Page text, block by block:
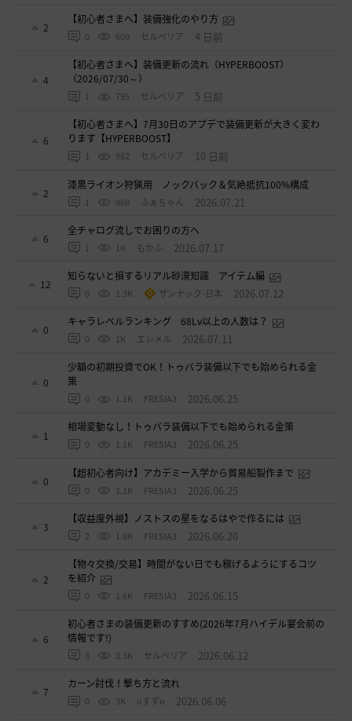
2
【初心者さまへ】装備強化のやり方
0 609 セルベリア 4 日前
4
【初心者さまへ】装備更新の流れ（HYPERBOOST）
（2026/07/30～）
1 795 セルベリア 5 日前
6
【初心者さまへ】7月30日のアプデで装備更新が大きく変わ
ります【HYPERBOOST】
1 982 セルベリア 10 日前
2
漆黒ライオン狩猟用 ノックバック＆気絶抵抗100%構成
1 968 ふぁちゃん 2026.07.21
6
全チャログ流しでお困りの方へ
1 1K もかふ 2026.07.17
12
知らないと損するリアル砂漠知識 アイテム編
0 1.3K ザンナック-日本 2026.07.12
0
キャラレベルランキング 68Lv以上の人数は？
0 1K エレメル 2026.07.11
0
少額の初期投資でOK！トゥバラ装備以下でも始められる金
策
0 1.1K FRESIA3 2026.06.25
1
相場変動なし！トゥバラ装備以下でも始められる金策
0 1.1K FRESIA3 2026.06.25
0
【超初心者向け】アカデミー入学から貿易船製作まで
0 1.1K FRESIA3 2026.06.25
3
【収益度外視】ノストスの星をなるはやで作るには
2 1.8K FRESIA3 2026.06.20
2
【物々交換/交易】時間がない日でも稼げるようにするコツ
を紹介
0 1.6K FRESIA3 2026.06.15
6
初心者さまの装備更新のすすめ(2026年7月ハイデル宴会前の
情報です!)
8 3.3K セルベリア 2026.06.12
7
カーン討伐！撃ち方と流れ
0 3K oすずo 2026.06.06